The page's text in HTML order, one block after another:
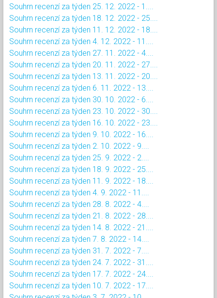
Souhrn recenzí za týden 25. 12. 2022 - 1....
Souhrn recenzí za týden 18. 12. 2022 - 25....
Souhrn recenzí za týden 11. 12. 2022 - 18....
Souhrn recenzí za týden 4. 12. 2022 - 11....
Souhrn recenzí za týden 27. 11. 2022 - 4....
Souhrn recenzí za týden 20. 11. 2022 - 27....
Souhrn recenzí za týden 13. 11. 2022 - 20....
Souhrn recenzí za týden 6. 11. 2022 - 13....
Souhrn recenzí za týden 30. 10. 2022 - 6....
Souhrn recenzí za týden 23. 10. 2022 - 30....
Souhrn recenzí za týden 16. 10. 2022 - 23....
Souhrn recenzí za týden 9. 10. 2022 - 16....
Souhrn recenzí za týden 2. 10. 2022 - 9....
Souhrn recenzí za týden 25. 9. 2022 - 2....
Souhrn recenzí za týden 18. 9. 2022 - 25....
Souhrn recenzí za týden 11. 9. 2022 - 18....
Souhrn recenzí za týden 4. 9. 2022 - 11....
Souhrn recenzí za týden 28. 8. 2022 - 4....
Souhrn recenzí za týden 21. 8. 2022 - 28....
Souhrn recenzí za týden 14. 8. 2022 - 21....
Souhrn recenzí za týden 7. 8. 2022 - 14....
Souhrn recenzí za týden 31. 7. 2022 - 7....
Souhrn recenzí za týden 24. 7. 2022 - 31....
Souhrn recenzí za týden 17. 7. 2022 - 24....
Souhrn recenzí za týden 10. 7. 2022 - 17....